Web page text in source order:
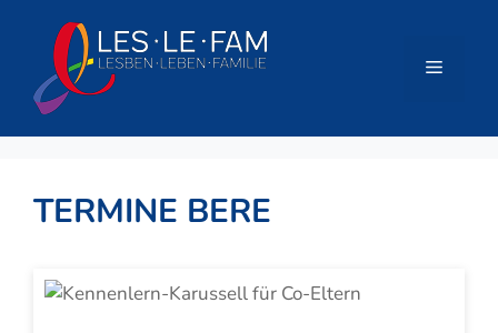
springen
Menü
TERMINE BERE